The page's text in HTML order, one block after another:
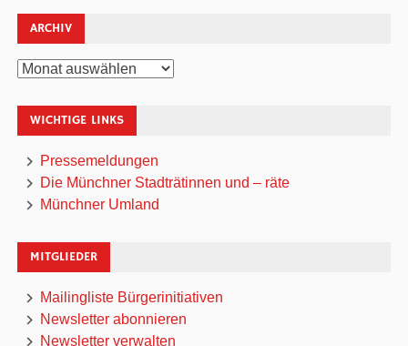
ARCHIV
Archiv
WICHTIGE LINKS
Pressemeldungen
Die Münchner Stadträtinnen und – räte
Münchner Umland
MITGLIEDER
Mailingliste Bürgerinitiativen
Newsletter abonnieren
Newsletter verwalten